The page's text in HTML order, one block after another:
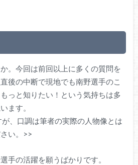
。今回は前回以上に多くの質問を
後の中断で現地でも南野選手のこ
っと知りたい！という気持ちは多
ます。
、口調は筆者の実際の人物像とは
い。>>
手の活躍を願うばかりです。